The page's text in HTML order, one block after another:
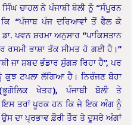
ਚਾਹਲ ਨੇ ਪੰਜਾਬੀ ਬੋਲੀ ਨੂੰ “ਸੰਪੂਰਨ
“ਪੰਜਾਬ ਪੰਜ ਦਰਿਆਵਾਂ ਤੋਂ ਫੈਲ ਕੇ
ਪਵਨ ਸ਼ਰਮਾ ਅਨੁਸਾਰ “ਪਾਕਿਸਤਾਨ
ਰਸਮੀ ਭਾਸ਼ਾ ਤੱਕ ਸੀਮਤ ਹੋ ਗਈ ਹੈ।”
ਜਾ ਸ਼ਬਦ ਭੰਡਾਰ ਸੁੰਗੜ ਰਿਹਾ ਹੈ”, ਪਰ
ਕੁਝ ਟਪਲਾ ਲੱਗਿਆ ਹੈ। ਨਿਰੰਜਣ ਬੋਹਾ
ਖੇਤਰ), ਪੰਜਾਬੀ ਬੋਲੀ ਤੇ
ਇਸ ਤਰਾਂ ਪੂਰਕ ਹਨ ਕਿ ਜੇ ਇਕ ਅੰਗ ਨੂੰ
ਉਸ ਦਾ ਪ੍ਰਭਾਵ ਫ਼ੌਰੀ ਤੌਰ ਤੇ ਦੂਸਰੇ ਅੰਗਾਂ